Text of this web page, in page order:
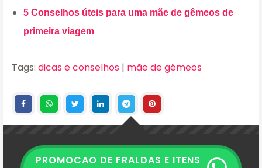
5 Conselhos úteis para uma mãe de gêmeos de
primeira viagem
Tags: dicas e conselhos | mãe de gêmeos
PROMOCAO DE FRALDAS E ITENS